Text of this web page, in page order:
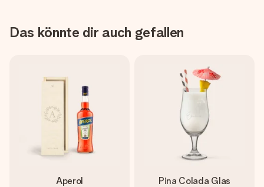
Das könnte dir auch gefallen
Aperol Pina Colada Glas